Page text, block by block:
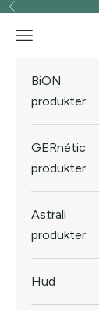
Hoppa till
Föregående
Meny
BiON
produkter
GERnétic
produkter
Astrali
produkter
Hud